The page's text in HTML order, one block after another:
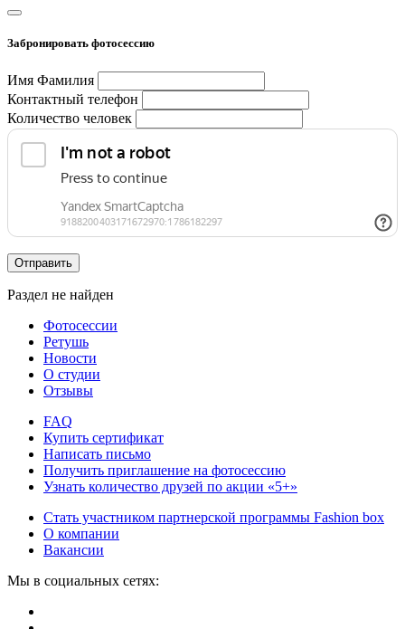
Забронировать фотосессию
Имя Фамилия
Контактный телефон
Количество человек
Отправить
Раздел не найден
Фотосессии
Ретушь
Новости
О студии
Отзывы
FAQ
Купить сертификат
Написать письмо
Получить приглашение на фотосессию
Узнать количество друзей по акции «5+»
Стать участником партнерской программы Fashion box
О компании
Вакансии
Мы в социальных сетях: